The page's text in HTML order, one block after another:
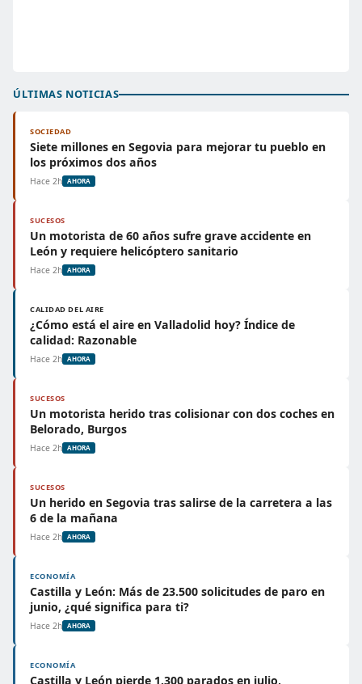
ÚLTIMAS NOTICIAS
SOCIEDAD
Siete millones en Segovia para mejorar tu pueblo en
los próximos dos años
Hace 2h AHORA
SUCESOS
Un motorista de 60 años sufre grave accidente en
León y requiere helicóptero sanitario
Hace 2h AHORA
CALIDAD DEL AIRE
¿Cómo está el aire en Valladolid hoy? Índice de
calidad: Razonable
Hace 2h AHORA
SUCESOS
Un motorista herido tras colisionar con dos coches en
Belorado, Burgos
Hace 2h AHORA
SUCESOS
Un herido en Segovia tras salirse de la carretera a las
6 de la mañana
Hace 2h AHORA
ECONOMÍA
Castilla y León: Más de 23.500 solicitudes de paro en
junio, ¿qué significa para ti?
Hace 2h AHORA
ECONOMÍA
Castilla y León pierde 1.300 parados en julio,